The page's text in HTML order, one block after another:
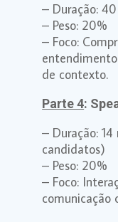
– Duração:
– Peso: 20%
– Foco:
de contexto.
Parte 4:
– Duração:
candidatos)
– Peso: 20%
– Foco:
comunicação